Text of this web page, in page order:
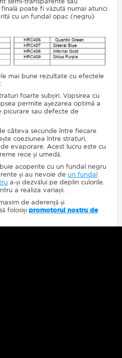
poate fi văzută numai atunci
cu un fundal opac (negru)
mai bune rezultate cu efectele
foarte subțiri. Vopsirea cu
permite așezarea optimă a
picurare sau defecte de
câteva secunde între fiecare
coeziunea între straturi,
evaporare. Acest lucru este cu
rece și umedă.
acoperite cu un fundal negru
și au nevoie de un fundal
a-și dezvălui pe deplin culorile.
a realiza variații.
de aderență și
folosiți promotorul nostru de